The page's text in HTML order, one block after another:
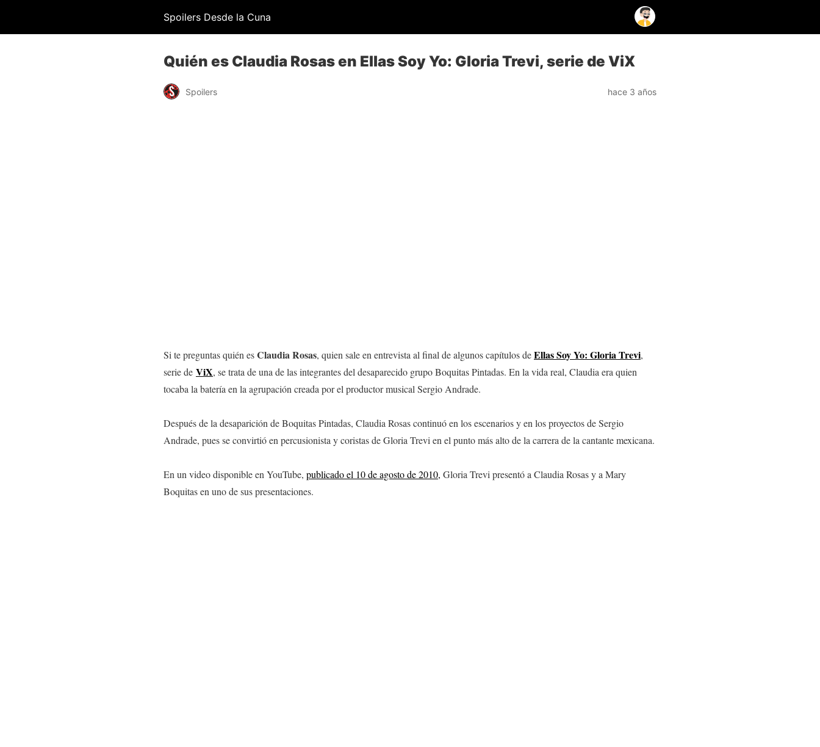
Spoilers Desde la Cuna
Quién es Claudia Rosas en Ellas Soy Yo: Gloria Trevi, serie de ViX
Spoilers hace 3 años
Si te preguntas quién esClaudia Rosas, quien sale en entrevista al final de algunos capítulos deEllas Soy Yo: Gloria Trevi,
serie de ViX, se trata de una de las integrantes del desaparecido grupo Boquitas Pintadas. En la vida real, Claudia era quien
tocaba la batería en la agrupación creada por el productor musical Sergio Andrade.
Después de la desaparición de Boquitas Pintadas, Claudia Rosas continuó en los escenarios y en los proyectos de Sergio
Andrade, pues se convirtió en percusionista y coristas de Gloria Trevi en el punto más alto de la carrera de la cantante mexicana.
En un video disponible en YouTube, publicado el 10 de agosto de 2010, Gloria Trevi presentó a Claudia Rosas y a Mary
Boquitas en uno de sus presentaciones.